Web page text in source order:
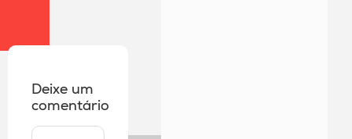
Deixe um
comentário